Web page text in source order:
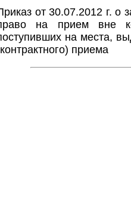
от 30.07.2012 г. о
на прием вне
на места,
приема